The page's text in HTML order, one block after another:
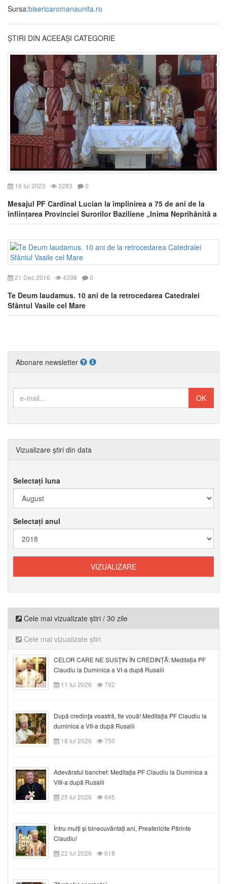
Sursa:bisericaromanaunita.ro
ȘTIRI DIN ACEEAȘI CATEGORIE
16 Iul 2023 2283 0
Mesajul PF Cardinal Lucian la împlinirea a 75 de ani de la
înființarea Provinciei Surorilor Baziliene „Inima Neprihănită a
Sfintei Fecioare Maria” din România
21 Dec 2016 4398 0
Te Deum laudamus. 10 ani de la retrocedarea Catedralei
Sfântul Vasile cel Mare
Abonare newsletter
Vizualizare știri din data
Selectați luna
Selectați anul
Cele mai vizualizate știri / 30 zile
Cele mai vizualizate știri
CELOR CARE NE SUSȚIN ÎN CREDINȚĂ: Meditația PF
Claudiu la Duminica a VI-a după Rusalii
11 Iul 2026
792
După credinţa voastră, fie vouă! Meditația PF Claudiu la
duminica a VII-a după Rusalii
18 Iul 2026
750
Adevăratul banchet: Meditația PF Claudiu la Duminica a
VIII-a după Rusalii
25 Iul 2026
645
Întru mulți și binecuvântați ani, Preafericite Părinte
Claudiu!
22 Iul 2026
618